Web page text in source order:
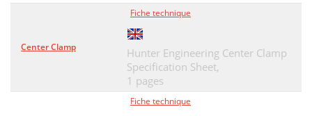
Center Clamp
Fiche technique
Hunter Engineering Center Clamp
Specification Sheet,
1 pages
Fiche technique